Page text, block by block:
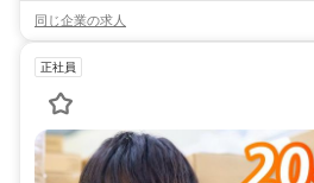
同じ企業の求人
正社員